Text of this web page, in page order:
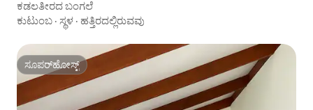
ಕಡಲತೀರದ ಬಂಗಲೆ
ಕುಟುಂಬ · ಸ್ಥಳ · ಹತ್ತಿರದಲ್ಲಿರುವವು
ಸೂಪರ್‌ಹೋಸ್ಟ್
ಸೂಪರ್‌ಹೋಸ್ಟ್